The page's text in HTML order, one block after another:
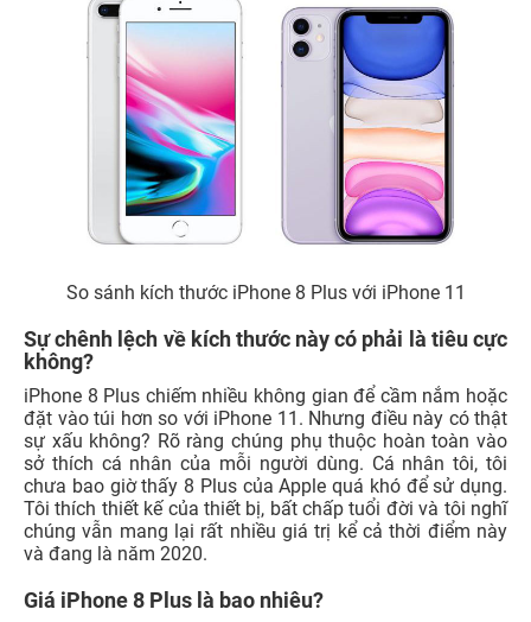
So sánh kích thước iPhone 8 Plus với iPhone 11
Sự chênh lệch về kích thước này có phải là tiêu cực
không?
iPhone 8 Plus chiếm nhiều không gian để cầm nắm hoặc
đặt vào túi hơn so với iPhone 11. Nhưng điều này có thật
sự xấu không? Rõ ràng chúng phụ thuộc hoàn toàn vào
sở thích cá nhân của mỗi người dùng. Cá nhân tôi, tôi
chưa bao giờ thấy 8 Plus của Apple quá khó để sử dụng.
Tôi thích thiết kế của thiết bị, bất chấp tuổi đời và tôi nghĩ
chúng vẫn mang lại rất nhiều giá trị kể cả thời điểm này
và đang là năm 2020.
Giá iPhone 8 Plus là bao nhiêu?